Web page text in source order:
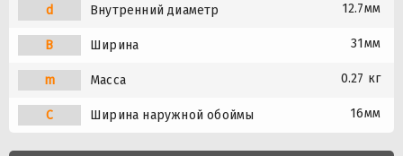
d Внутренний диаметр 12.7мм
B Ширина 31мм
m Масса 0.27 кг
C Ширина наружной обоймы 16мм